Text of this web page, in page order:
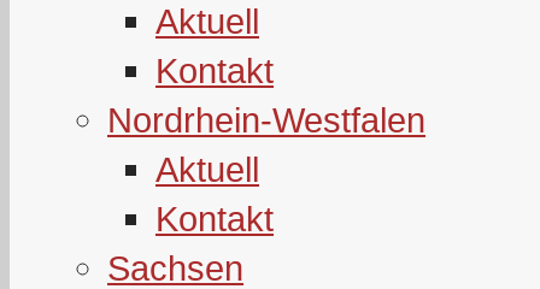
Aktuell
Kontakt
Nordrhein-Westfalen
Aktuell
Kontakt
Sachsen